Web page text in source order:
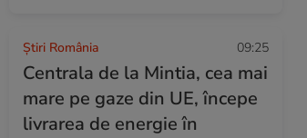
Știri România 09:25
Centrala de la Mintia, cea mai
mare pe gaze din UE, începe
livrarea de energie în